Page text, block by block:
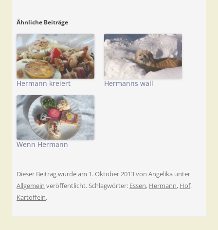
Ähnliche Beiträge
Hermann kreiert Hermanns wall
Wenn Hermann
Dieser Beitrag wurde am 1. Oktober 2013von Angelika unter
Allgemein veröffentlicht. Schlagwörter: Essen, Hermann, Hof,
Kartoffeln.